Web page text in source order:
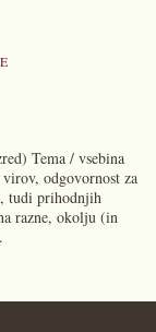
Tema / vsebina
odgovornost za
tudi prihodnjih
razne, okolju (in